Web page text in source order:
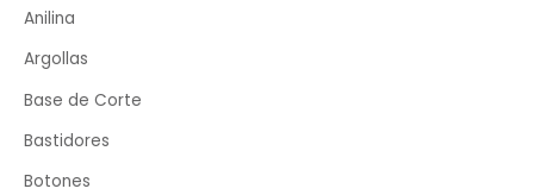
Anilina
Argollas
Base de Corte
Bastidores
Botones